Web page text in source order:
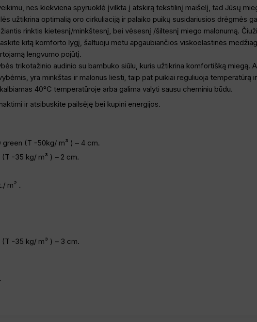
nes kiekviena spyruoklė įvilkta į atskirą tekstilinį maišelį, tad Jūsų
užtikrina optimalią oro cirkuliaciją ir palaiko puikų susidariusios drėgmės
rinktis kietesnį/minkštesnį, bei vėsesnį /šiltesnį miego malonumą.
kitą komforto lygį, šaltuoju metu apgaubiančios viskoelastinės
lengvumo pojūtį.
trikotažinio audinio su bambuko siūlu, kuris užtikrina komfortišką miegą.
yra minkštas ir malonus liesti, taip pat puikiai reguliuoja temperatūrą
40°C temperatūroje arba galima valyti sausu cheminiu būdu.
ir atsibuskite pailsėję bei kupini energijos.
green (T -50kg/ m³ ) – 4 cm.
(T -35 kg/ m³ ) – 2 cm.
m² .
(T -35 kg/ m³ ) – 3 cm.